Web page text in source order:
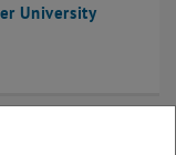
University